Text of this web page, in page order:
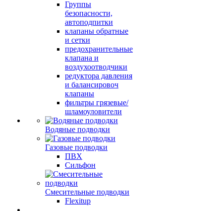
Группы
безопасности,
автоподпитки
клапаны обратные
и сетки
предохранительные
клапана и
воздухоотводчики
редуктора давления
и балансировоч
клапаны
фильтры грязевые/
шламоуловители
Водяные подводки
Газовые подводки
ПВХ
Сильфон
Смесительные подводки
Flexitup